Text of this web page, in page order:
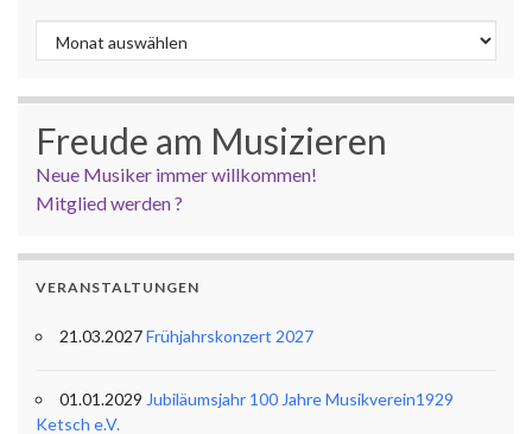
Archiv
Freude am Musizieren
Neue Musiker immer willkommen!
Mitglied werden ?
VERANSTALTUNGEN
21.03.2027Frühjahrskonzert 2027
01.01.2029 Jubiläumsjahr 100 Jahre Musikverein1929
Ketsch e.V.